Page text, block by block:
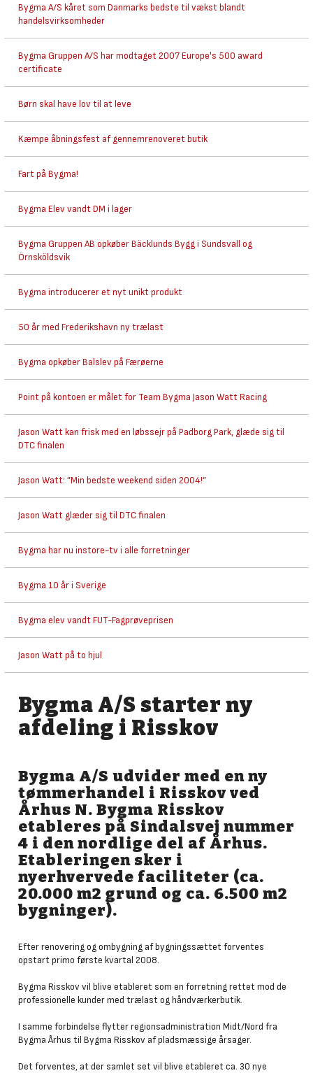
Bygma A/S kåret som Danmarks bedste til vækst blandt
handelsvirksomheder
Bygma Gruppen A/S har modtaget 2007 Europe's 500 award
certificate
Børn skal have lov til at leve
Kæmpe åbningsfest af gennemrenoveret butik
Fart på Bygma!
Bygma Elev vandt DM i lager
Bygma Gruppen AB opkøber Bäcklunds Bygg i Sundsvall og
Örnsköldsvik
Bygma introducerer et nyt unikt produkt
50 år med Frederikshavn ny trælast
Bygma opkøber Balslev på Færøerne
Point på kontoen er målet for Team Bygma Jason Watt Racing
Jason Watt kan frisk med en løbssejr på Padborg Park, glæde sig til
DTC finalen
Jason Watt: ”Min bedste weekend siden 2004!”
Jason Watt glæder sig til DTC finalen
Bygma har nu instore-tv i alle forretninger
Bygma 10 år i Sverige
Bygma elev vandt FUT-Fagprøveprisen
Jason Watt på to hjul
Bygma A/S starter ny
afdeling i Risskov
Bygma A/S udvider med en ny
tømmerhandel i Risskov ved
Århus N. Bygma Risskov
etableres på Sindalsvej nummer
4 i den nordlige del af Århus.
Etableringen sker i
nyerhvervede faciliteter (ca.
20.000 m2 grund og ca. 6.500 m2
bygninger).
Efter renovering og ombygning af bygningssættet forventes
opstart primo første kvartal 2008.
Bygma Risskov vil blive etableret som en forretning rettet mod de
professionelle kunder med trælast og håndværkerbutik.
I samme forbindelse flytter regionsadministration Midt/Nord fra
Bygma Århus til Bygma Risskov af pladsmæssige årsager.
Det forventes, at der samlet set vil blive etableret ca. 30 nye